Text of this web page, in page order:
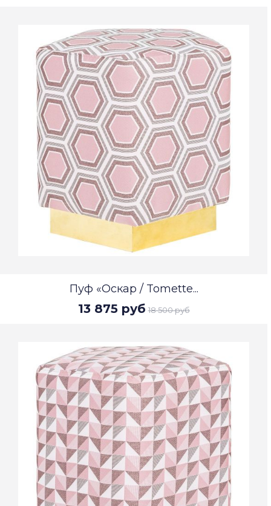
Пуф «Оскар / Tomette...
13 875 руб 18 500 руб